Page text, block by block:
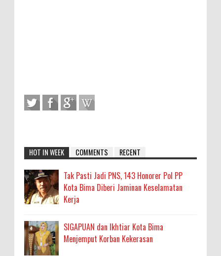
HOT IN WEEK COMMENTS RECENT
Tak Pasti Jadi PNS, 143 Honorer Pol PP
Kota Bima Diberi Jaminan Keselamatan
Kerja
SIGAPUAN dan Ikhtiar Kota Bima
Menjemput Korban Kekerasan